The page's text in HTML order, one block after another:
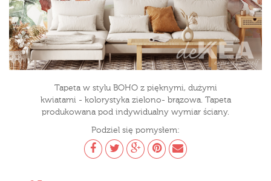
Tapeta w stylu BOHO z pięknymi, dużymi
kwiatami - kolorystyka zielono- brązowa. Tapeta
produkowana pod indywidualny wymiar ściany.
Podziel się pomysłem: